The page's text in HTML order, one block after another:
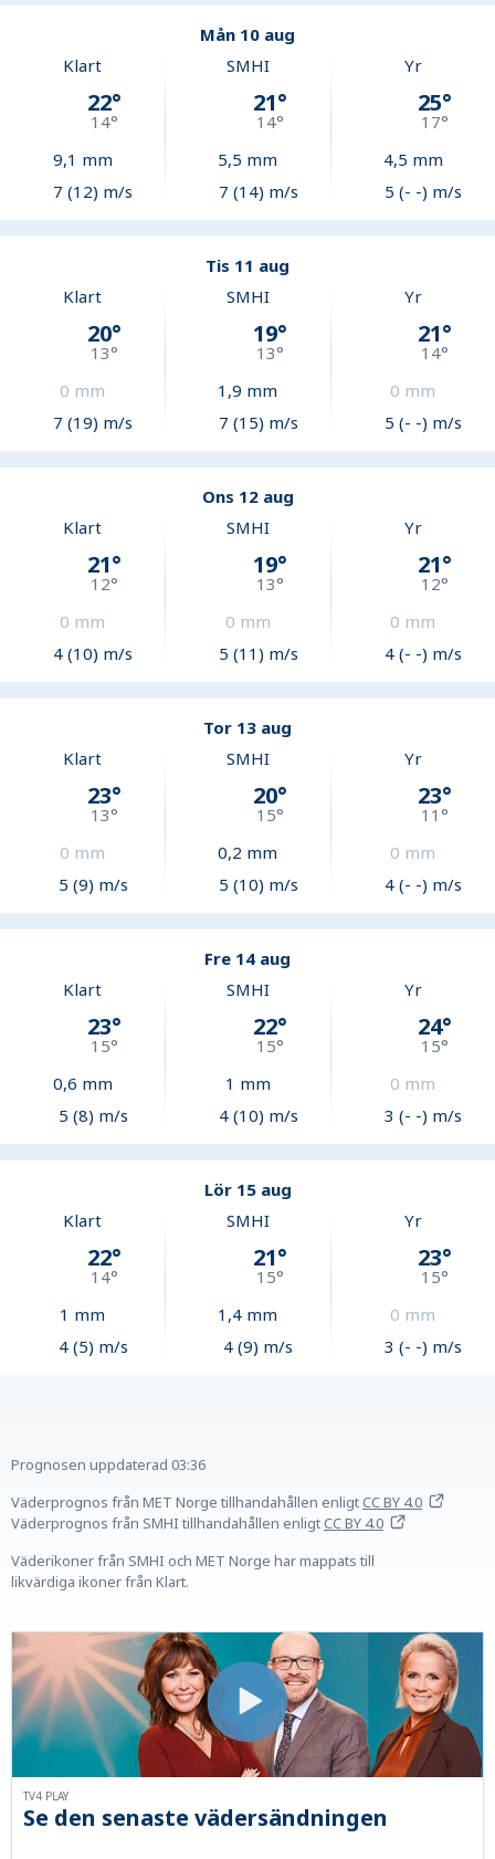
Mån 10 aug
Klart
22°
14°
9,1 mm
7 (12) m/s
SMHI
21°
14°
5,5 mm
7 (14) m/s
Yr
25°
17°
4,5 mm
5 (- -) m/s
Tis 11 aug
Klart
20°
13°
0 mm
7 (19) m/s
SMHI
19°
13°
1,9 mm
7 (15) m/s
Yr
21°
14°
0 mm
5 (- -) m/s
Ons 12 aug
Klart
21°
12°
0 mm
4 (10) m/s
SMHI
19°
13°
0 mm
5 (11) m/s
Yr
21°
12°
0 mm
4 (- -) m/s
Tor 13 aug
Klart
23°
13°
0 mm
5 (9) m/s
SMHI
20°
15°
0,2 mm
5 (10) m/s
Yr
23°
11°
0 mm
4 (- -) m/s
Fre 14 aug
Klart
23°
15°
0,6 mm
5 (8) m/s
SMHI
22°
15°
1 mm
4 (10) m/s
Yr
24°
15°
0 mm
3 (- -) m/s
Lör 15 aug
Klart
22°
14°
1 mm
4 (5) m/s
SMHI
21°
15°
1,4 mm
4 (9) m/s
Yr
23°
15°
0 mm
3 (- -) m/s
Prognosen uppdaterad 03:36
Väderprognos från MET Norge tillhandahållen enligtCC BY 4.0
Väderprognos från SMHI tillhandahållen enligtCC BY 4.0
Väderikoner från SMHI och MET Norge har mappats till
likvärdiga ikoner från Klart.
Se den senaste vädersändningen
TV4 PLAY